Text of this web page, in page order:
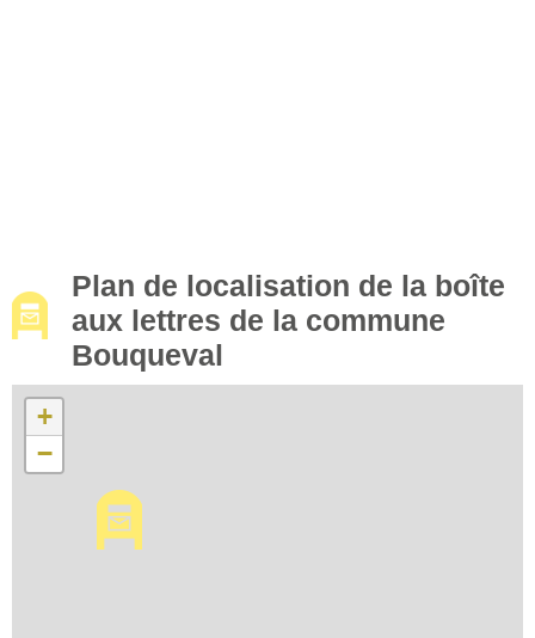
Plan de localisation de la boîte
aux lettres de la commune
Bouqueval
+
−